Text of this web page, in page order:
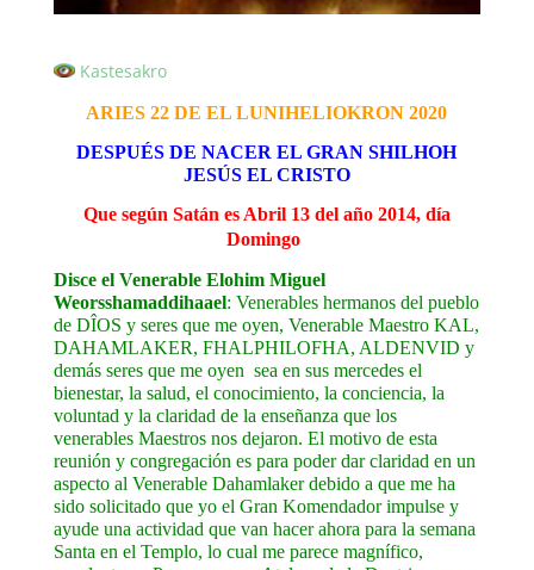
Kastesakro
ARIES 22 DE EL LUNIHELIOKRON 2020
DESPUÉS DE NACER EL GRAN SHILHOH
JESÚS EL CRISTO
Que según Satán es Abril 13 del año 2014, día
Domingo
Disce el Venerable Elohim Miguel
Weorsshamaddihaael: Venerables hermanos del pueblo
de DÎOS y seres que me oyen, Venerable Maestro KAL,
DAHAMLAKER, FHALPHILOFHA, ALDENVID y
demás seres que me oyen sea en sus mercedes el
bienestar, la salud, el conocimiento, la conciencia, la
voluntad y la claridad de la enseñanza que los
venerables Maestros nos dejaron. El motivo de esta
reunión y congregación es para poder dar claridad en un
aspecto al Venerable Dahamlaker debido a que me ha
sido solicitado que yo el Gran Komendador impulse y
ayude una actividad que van hacer ahora para la semana
Santa en el Templo, lo cual me parece magnífico,